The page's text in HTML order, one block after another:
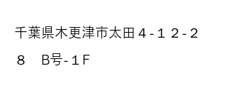
千葉県木更津市太田４-１２-２
８ B号-１F